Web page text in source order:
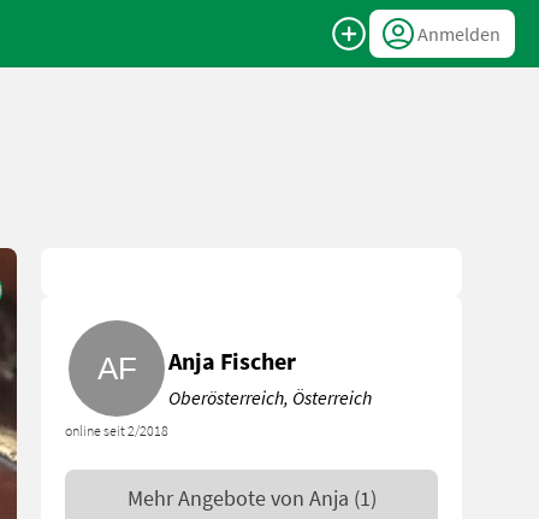
Anmelden
online seit 2/2018
Anja Fischer
Oberösterreich, Österreich
Mehr Angebote von Anja (1)